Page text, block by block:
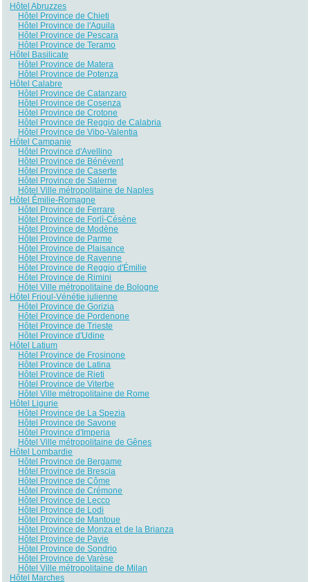
Hôtel Abruzzes
Hôtel Province de Chieti
Hôtel Province de l'Aquila
Hôtel Province de Pescara
Hôtel Province de Teramo
Hôtel Basilicate
Hôtel Province de Matera
Hôtel Province de Potenza
Hôtel Calabre
Hôtel Province de Catanzaro
Hôtel Province de Cosenza
Hôtel Province de Crotone
Hôtel Province de Reggio de Calabria
Hôtel Province de Vibo-Valentia
Hôtel Campanie
Hôtel Province d'Avellino
Hôtel Province de Bénévent
Hôtel Province de Caserte
Hôtel Province de Salerne
Hôtel Ville métropolitaine de Naples
Hôtel Émilie-Romagne
Hôtel Province de Ferrare
Hôtel Province de Forlì-Césène
Hôtel Province de Modène
Hôtel Province de Parme
Hôtel Province de Plaisance
Hôtel Province de Ravenne
Hôtel Province de Reggio d'Émilie
Hôtel Province de Rimini
Hôtel Ville métropolitaine de Bologne
Hôtel Frioul-Vénétie julienne
Hôtel Province de Gorizia
Hôtel Province de Pordenone
Hôtel Province de Trieste
Hôtel Province d'Udine
Hôtel Latium
Hôtel Province de Frosinone
Hôtel Province de Latina
Hôtel Province de Rieti
Hôtel Province de Viterbe
Hôtel Ville métropolitaine de Rome
Hôtel Ligurie
Hôtel Province de La Spezia
Hôtel Province de Savone
Hôtel Province d'Imperia
Hôtel Ville métropolitaine de Gênes
Hôtel Lombardie
Hôtel Province de Bergame
Hôtel Province de Brescia
Hôtel Province de Côme
Hôtel Province de Crémone
Hôtel Province de Lecco
Hôtel Province de Lodi
Hôtel Province de Mantoue
Hôtel Province de Monza et de la Brianza
Hôtel Province de Pavie
Hôtel Province de Sondrio
Hôtel Province de Varèse
Hôtel Ville métropolitaine de Milan
Hôtel Marches